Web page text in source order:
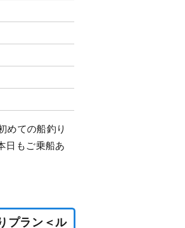
めての船釣り
日もご乗船あ